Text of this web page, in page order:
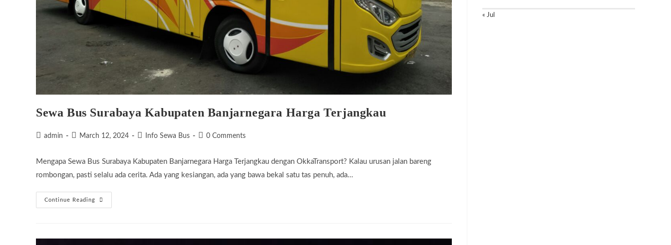
Sewa Bus Surabaya Kabupaten Banjarnegara Harga Terjangkau
Postadmin
PostMarch 12, 2024
PostInfo Sewa Bus
Post0 Comments
Mengapa Sewa Bus Surabaya Kabupaten Banjarnegara Harga Terjangkau dengan OkkaTransport? Kalau urusan jalan bareng
rombongan, pasti selalu ada cerita. Ada yang kesiangan, ada yang bawa bekal satu tas penuh, ada…
Continue Reading
Sewa
Bus
« Jul